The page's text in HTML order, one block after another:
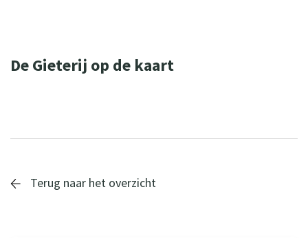
De Gieterij op de kaart
−
Terug naar het overzicht